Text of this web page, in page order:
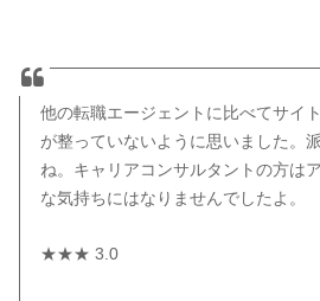
他の転職エージェントに比べてサイ
が整っていないように思いました。
ね。キャリアコンサルタントの方は
な気持ちにはなりませんでしたよ。
★★★ 3.0